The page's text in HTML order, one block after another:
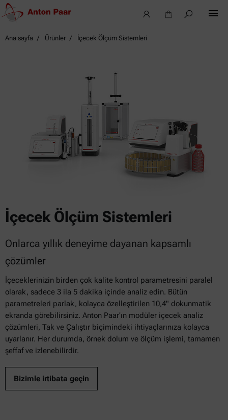
Ana sayfa Ürünler İçecek Ölçüm Sistemleri
İçecek Ölçüm Sistemleri
Onlarca yıllık deneyime dayanan kapsamlı
çözümler
İçeceklerinizin birden çok kalite kontrol parametresini paralel
olarak, sadece 3 ila 5 dakika içinde analiz edin. Bütün
parametreleri parlak, kolayca özelleştirilen 10,4" dokunmatik
ekranda görebilirsiniz. Anton Paar'ın modüler içecek analiz
çözümleri, Tak ve Çalıştır biçimindeki ihtiyaçlarınıza kolayca
uyarlanır. Her durumda, örnek dolum ve ölçüm işlemi, tamamen
şeffaf ve izlenebilirdir.
Bizimle irtibata geçin